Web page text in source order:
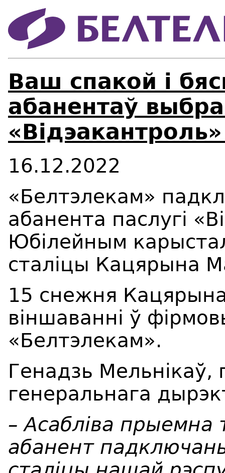
Ваш спакой і
абанентаў
16.12.2022
«Белтэлекам»
абанента паслугі
Юбілейным
сталіцы Кацярына
15 снежня
віншаванні ў
«Белтэлекам».
Генадзь
генеральнага
– Асабліва
абанент